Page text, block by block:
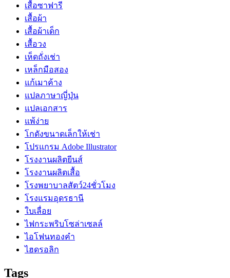
เสื้อซาฟารี
เสื้อผ้า
เสื้อผ้าเด็ก
เสื้อวง
เห็ดถั่งเช่า
เหล็กมือสอง
แก้เมาค้าง
แปลภาษาญี่ปุ่น
แปลเอกสาร
แพ้ง่าย
โกดังขนาดเล็กให้เช่า
โปรแกรม Adobe Illustrator
โรงงานผลิตยีนส์
โรงงานผลิตเสื้อ
โรงพยาบาลสัตว์24ชั่วโมง
โรงแรมอุดรธานี
ใบเลื่อย
ไฟกระพริบโซล่าเซลล์
ไอโฟนทองคำ
ไฮดรอลิก
Tags